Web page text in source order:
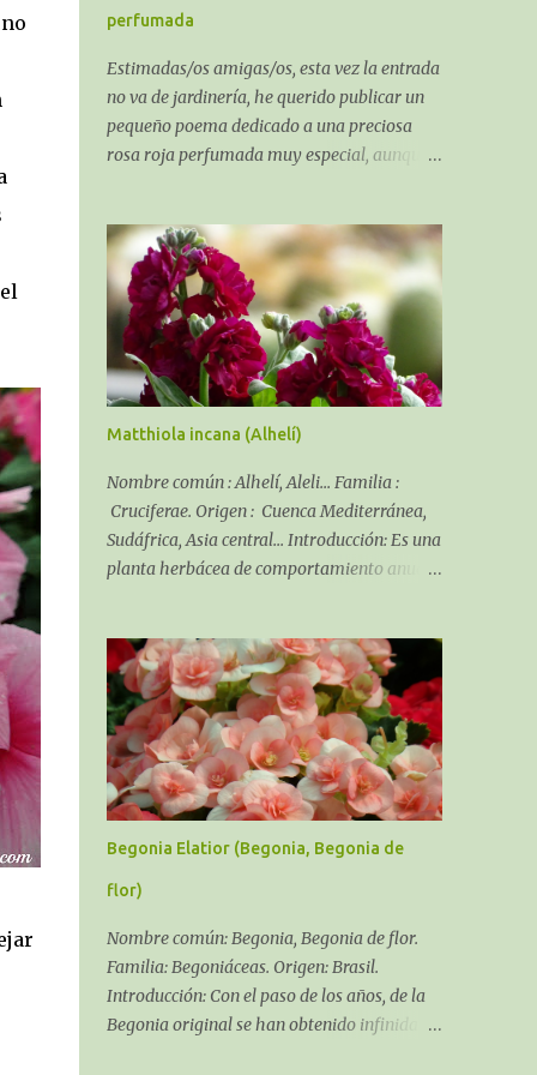
suelo.
perfumada
Estimadas/os amigas/os, esta vez la entrada
no va de jardinería, he querido publicar un
pequeño poema dedicado a una preciosa
rosa roja perfumada muy especial, aunque
Rosa perfumada:
Matthiola incana (Alhelí)
Nombre común : Alhelí, Aleli... Familia :
Cruciferae. Origen : Cuenca Mediterránea,
Sudáfrica, Asia central... Introducción: Es una
planta herbácea de comportamiento anual,
pueda dar en tu zona. Soporta la salinidad y
los fuertes
Begonia Elatior (Begonia, Begonia de
flor)
Nombre común: Begonia, Begonia de flor.
Familia: Begoniáceas. Origen: Brasil.
Introducción: Con el paso de los años, de la
Begonia original se han obtenido infinidad